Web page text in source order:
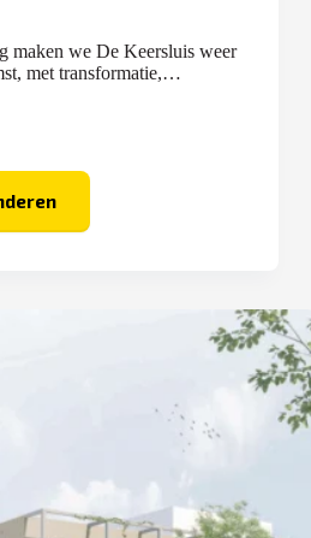
maken we De Keersluis weer
met transformatie,